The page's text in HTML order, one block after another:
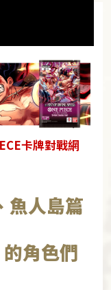
卡牌對戰網
魚人島篇
角色們